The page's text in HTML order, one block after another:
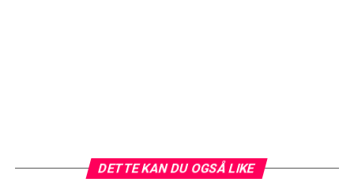
DETTE KAN DU OGSÅ LIKE